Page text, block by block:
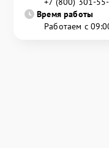
Время работы
Работаем с